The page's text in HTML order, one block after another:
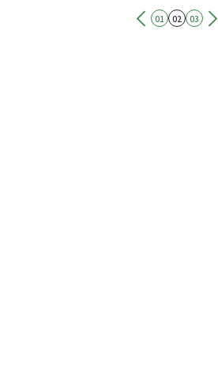
用經濟優勢，主導國際捕鯨公約來
01 02 03